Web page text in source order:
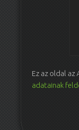
Ez az oldal
adatainak